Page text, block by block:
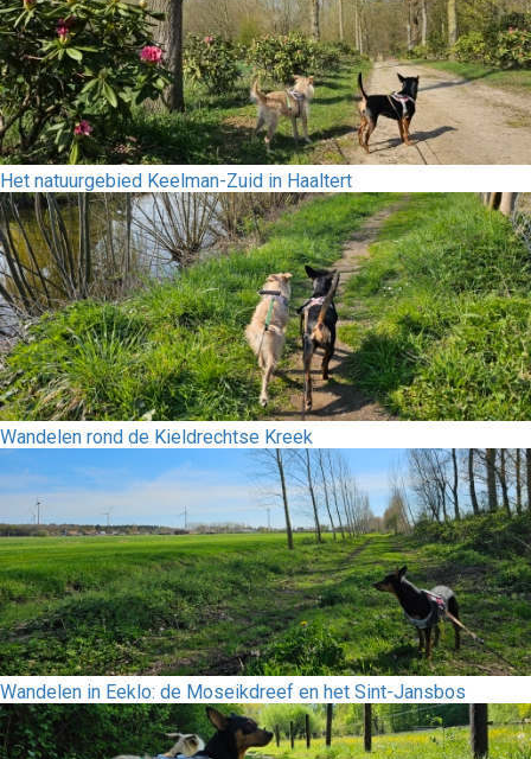
Het natuurgebied Keelman-Zuid in Haaltert
Wandelen rond de Kieldrechtse Kreek
Wandelen in Eeklo: de Moseikdreef en het Sint-Jansbos